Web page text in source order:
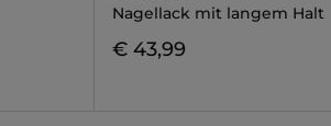
Nagellack mit langem Halt
€ 43,99